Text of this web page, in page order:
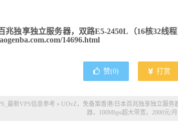
兆独享独立服务器，双路E5-2450L（16核32线
14696.html
赞(0) 打赏
最新VPS信息参考 » UOvZ，免备案香港/日本百兆独享独立服务
器，100Mbps超大带宽，2000元/月